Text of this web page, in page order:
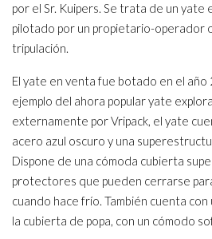
por el Sr. Kuipers. Se trata de un yate
pilotado por un propietario-operador
tripulación.
El yate en venta fue botado en el año
ejemplo del ahora popular yate
externamente porVripack, el yate
acero azul oscuro y una
Dispone de una cómoda cubierta
protectores que pueden cerrarse
cuando hace frío. También cuenta
la cubierta de popa, con un cómodo